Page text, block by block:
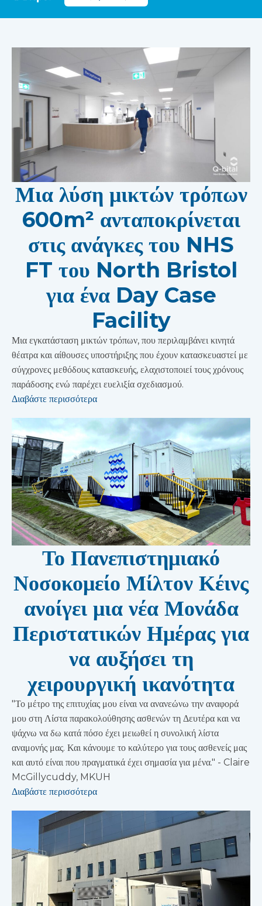
Μια λύση μικτών τρόπων
600m² ανταποκρίνεται
στις ανάγκες του NHS
FT του North Bristol
για ένα Day Case
Facility
Μια εγκατάσταση μικτών τρόπων, που περιλαμβάνει κινητά
θέατρα και αίθουσες υποστήριξης που έχουν κατασκευαστεί με
σύγχρονες μεθόδους κατασκευής, ελαχιστοποιεί τους χρόνους
παράδοσης ενώ παρέχει ευελιξία σχεδιασμού.
Διαβάστε περισσότερα
Το Πανεπιστημιακό
Νοσοκομείο Μίλτον Κέινς
ανοίγει μια νέα Μονάδα
Περιστατικών Ημέρας για
να αυξήσει τη
χειρουργική ικανότητα
"Το μέτρο της επιτυχίας μου είναι να ανανεώνω την αναφορά
μου στη Λίστα παρακολούθησης ασθενών τη Δευτέρα και να
ψάχνω να δω κατά πόσο έχει μειωθεί η συνολική λίστα
αναμονής μας. Και κάνουμε το καλύτερο για τους ασθενείς μας
και αυτό είναι που πραγματικά έχει σημασία για μένα." - Claire
McGillycuddy, MKUH
Διαβάστε περισσότερα